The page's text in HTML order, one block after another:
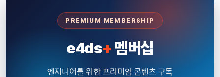
PREMIUM MEMBERSHIP
e4ds+ 멤버십
엔지니어를 위한 프리미엄 콘텐츠 구독